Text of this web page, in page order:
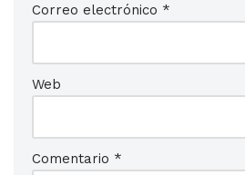
Correo electrónico *
Web
Comentario *